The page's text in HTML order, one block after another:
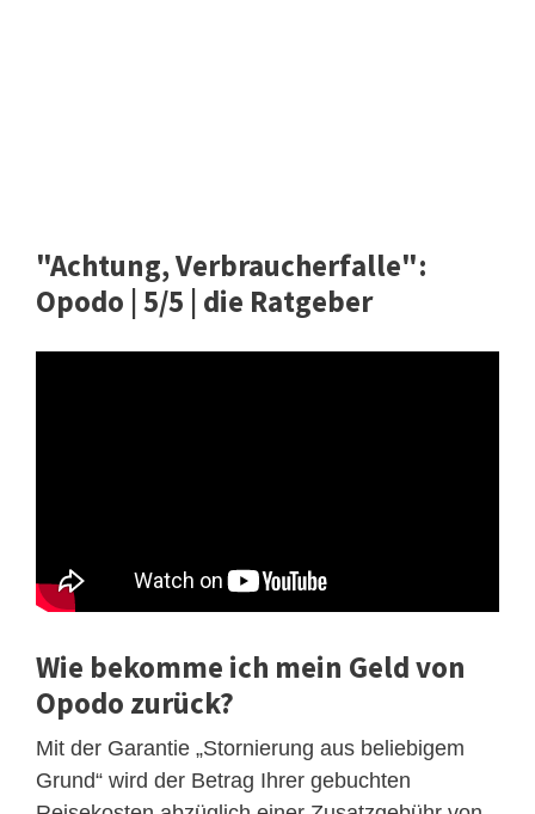
"Achtung, Verbraucherfalle":
Opodo | 5/5 | die Ratgeber
Wie bekomme ich mein Geld von
Opodo zurück?
Mit der Garantie „Stornierung aus beliebigem
Grund“ wird der Betrag Ihrer gebuchten